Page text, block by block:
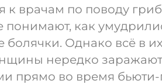
к врачам по поводу
понимают, как
болячки. Однако всё в
нередко
прямо во время